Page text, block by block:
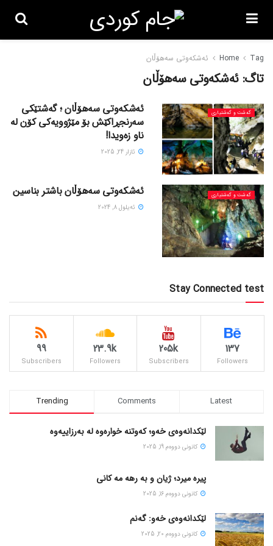
Home Tag ئەشکەوتی سەهۆڵان
تاگ: ئەشکەوتی سەهۆڵان
گه‌شت و گه‌شتیاری
ئەشکەوتی سەهۆڵان ؛ گەشتێکی
سەرنجڕاکێش بۆ مێژوویەکی کۆن لە
ناو زەویدا!
ئازار 24, 2025
گه‌شت و گه‌شتیاری ئەشکەوتی سەهۆڵان باشتر بناسین
ئه‌یلول 8, 2024
Stay Connected test
137
Followers
205k
Subscribers
23.9k
Followers
99
Subscribers
Trending Comments Latest
لێکدانەوەی خەو؛ کەوتنە خوارەوە لە بەرزاییەوە
كانونی دووه‌م 19, 2025
پیره میرد؛ ژیان و به رهه مه کانی
كانونی دووه‌م 16, 2025
لێکدانەوەی خەو: گەنم
كانونی دووه‌م 20, 2025